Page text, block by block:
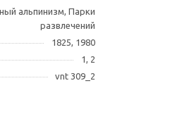
альпинизм, Парки
развлечений
1825, 1980
1, 2
vnt 309_2